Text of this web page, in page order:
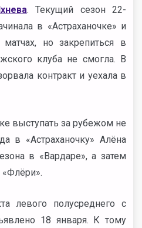
. Текущий сезон 22-
в «Астраханочке» и
но закрепиться в
клуба не смогла. В
контракт и уехала в
выступать за рубежом не
в «Астраханочку» Алёна
в «Вардаре», а затем
левого полусреднего с
18 января. К тому